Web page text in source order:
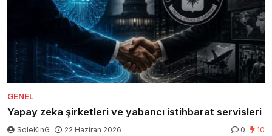
GENEL
Yapay zeka şirketleri ve yabancı istihbarat servisleri
SoleKinG 22 Haziran 2026 0 10